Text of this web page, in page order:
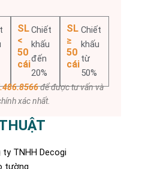
SL
<
50
cái
Chiết
khấu
đến
20%
SL
≥
50
cái
Chiết
khấu
từ
50%
để được tư vấn và
xác nhất.
TNHH Decogi
tường